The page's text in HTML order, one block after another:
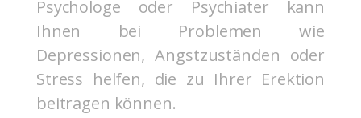
Psychologe oder Psychiater kann
Ihnen bei Problemen wie
Depressionen, Angstzuständen oder
Stress helfen, die zu Ihrer Erektion
beitragen können.